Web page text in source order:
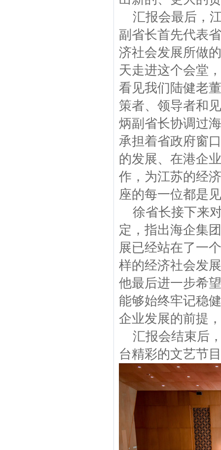
汇报会最后，
副省长首先代表
济社会发展所做
天走进这个会堂
看见我们陆健老
策者、领导者和
炳副省长协调过
承担着省政府窗
的发展、在港企
作，为江苏的经
座的每一位都是
徐省长接下来
定，指出海企集
展已经站在了一
样的经济社会发
他最后进一步希
能够始终牢记稳
企业发展的前提
汇报会结束后
台精彩的文艺节